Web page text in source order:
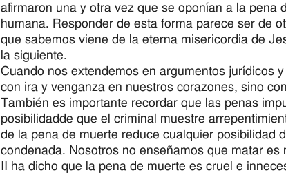
afirmaron una y otra vez que se oponían a la pena
humana. Responder de esta forma parece ser de
que sabemos viene de la eterna misericordia de
la siguiente.
Cuando nos extendemos en argumentos jurídicos
con ira y venganza en nuestros corazones, sino
También es importante recordar que las penas
posibilidadde que el criminal muestre
de la pena de muerte reduce cualquier posibilidad
condenada. Nosotros no enseñamos que matar
II ha dicho que la pena de muerte es cruel e